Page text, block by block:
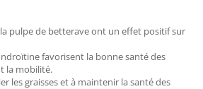
pulpe de betterave ont un effet positif sur
favorisent la bonne santé des
la mobilité.
les graisses et à maintenir la santé des